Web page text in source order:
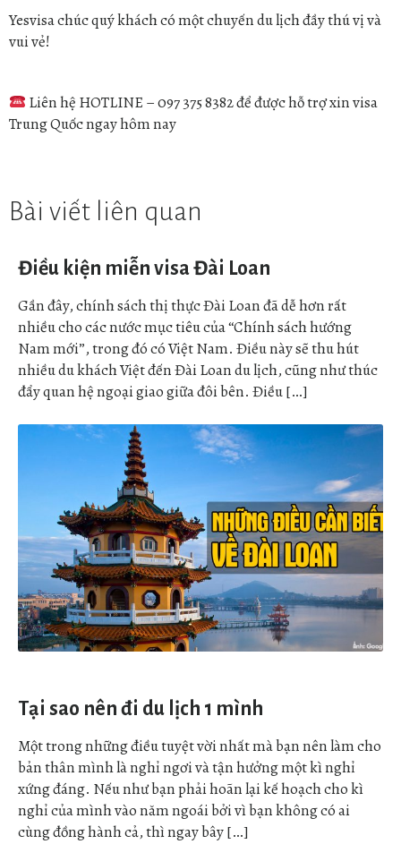
Yesvisa chúc quý khách có một chuyến du lịch đầy thú vị và
vui vẻ!
Liên hệ HOTLINE – 097 375 8382 để được hỗ trợ xin visa
Trung Quốc ngay hôm nay
Bài viết liên quan
Điều kiện miễn visa Đài Loan
Gần đây, chính sách thị thực Đài Loan đã dễ hơn rất
nhiều cho các nước mục tiêu của “Chính sách hướng
Nam mới”, trong đó có Việt Nam. Điều này sẽ thu hút
nhiều du khách Việt đến Đài Loan du lịch, cũng như thúc
đẩy quan hệ ngoại giao giữa đôi bên. Điều […]
Tại sao nên đi du lịch 1 mình
Một trong những điều tuyệt vời nhất mà bạn nên làm cho
bản thân mình là nghỉ ngơi và tận hưởng một kì nghỉ
xứng đáng. Nếu như bạn phải hoãn lại kế hoạch cho kì
nghỉ của mình vào năm ngoái bởi vì bạn không có ai
cùng đồng hành cả, thì ngay bây […]